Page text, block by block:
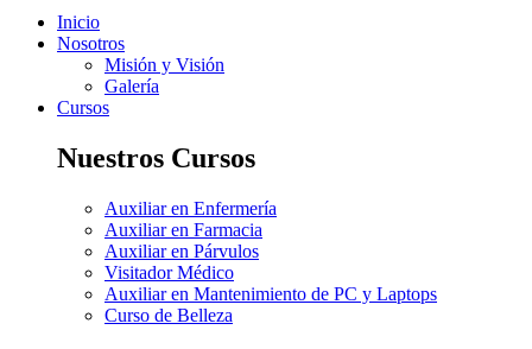
Inicio
Nosotros
Misión y Visión
Galería
Cursos
Nuestros Cursos
Auxiliar en Enfermería
Auxiliar en Farmacia
Auxiliar en Párvulos
Visitador Médico
Auxiliar en Mantenimiento de PC y Laptops
Curso de Belleza